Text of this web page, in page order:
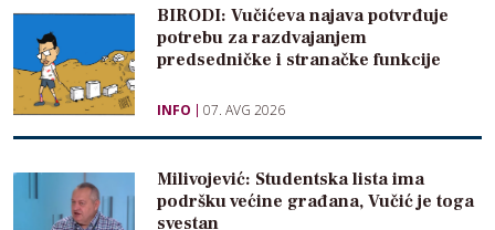
BIRODI: Vučićeva najava potvrđuje
potrebu za razdvajanjem
predsedničke i stranačke funkcije
INFO 07. AVG 2026
Milivojević: Studentska lista ima
podršku većine građana, Vučić je toga
svestan